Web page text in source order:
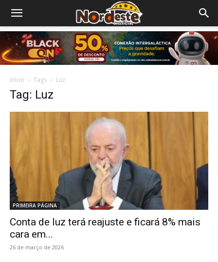
Início Tags Luz
Tag: Luz
PRIMEIRA PÁGINA
Conta de luz terá reajuste e ficará 8% mais
cara em...
26 de março de 2026